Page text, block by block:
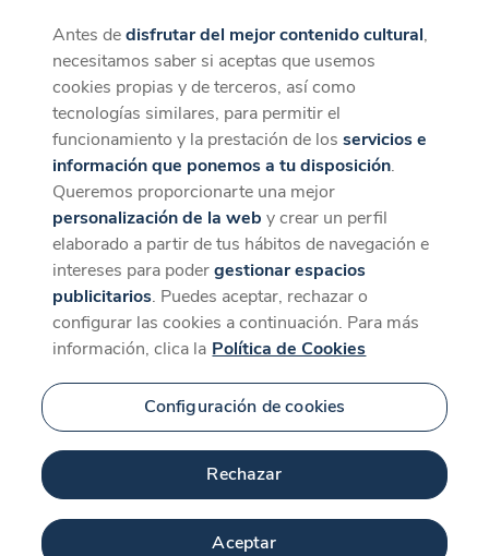
CaixaForum+
La mejor experiencia desde la App
Descargar
Contenido relacionado
para 'Trepax'
6 min
Antes dedisfrutar del mejor contenido cultural,
necesitamos saber si aceptas que usemos
cookies propias y de terceros, así como
tecnologías similares, para permitir el
funcionamiento y la prestación de losservicios e
información que ponemos a tu disposición.
Queremos proporcionarte una mejor
personalización de la web y crear un perfil
elaborado a partir de tus hábitos de navegación e
intereses para podergestionar espacios
publicitarios. Puedes aceptar, rechazar o
configurar las cookies a continuación. Para más
información, clica la Política de Cookies
Configuración de cookies
Rechazar
Aceptar